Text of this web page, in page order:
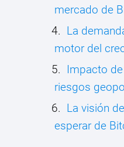
mercado de
La
motor del
Impacto
riesgos
La visión
esperar de